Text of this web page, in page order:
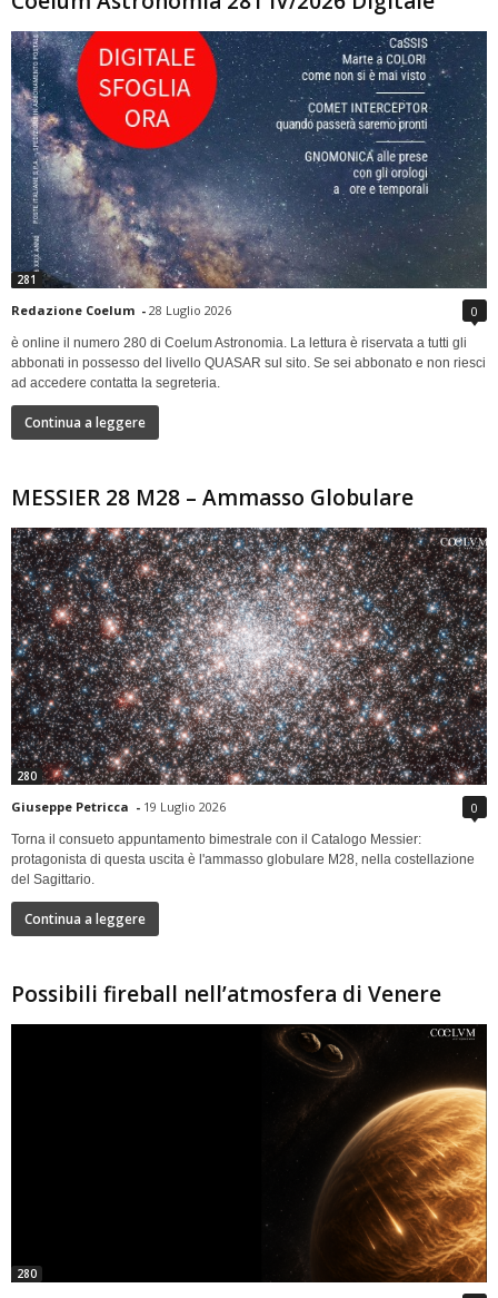
281
Redazione Coelum - 28 Luglio 2026 0
è online il numero 280 di Coelum Astronomia. La lettura è riservata a tutti gli
abbonati in possesso del livello QUASAR sul sito. Se sei abbonato e non riesci
ad accedere contatta la segreteria.
Continua a leggere
MESSIER 28 M28 – Ammasso Globulare
280
Giuseppe Petricca - 19 Luglio 2026 0
Torna il consueto appuntamento bimestrale con il Catalogo Messier:
protagonista di questa uscita è l'ammasso globulare M28, nella costellazione
del Sagittario.
Continua a leggere
Possibili fireball nell’atmosfera di Venere
280